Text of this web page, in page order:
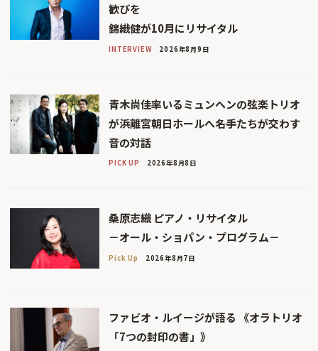
歓びを
錦織健が10月にリサイタル
INTERVIEW 2026年8月9日
青木尚佳率いるミュンヘンの弦楽トリオ
が浜離宮朝日ホールへ――名手たちが交わす
音の対話
PICK UP 2026年8月8日
桑原志織 ピアノ・リサイタル
－オール・ショパン・プログラム－
Pick Up 2026年8月7日
ファビオ・ルイージが語る 《オラトリオ
「7つの封印の書」》